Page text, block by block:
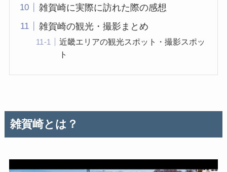
雑賀崎に実際に訪れた際の感想
雑賀崎の観光・撮影まとめ
近畿エリアの観光スポット・撮影スポッ
ト
雑賀崎とは？